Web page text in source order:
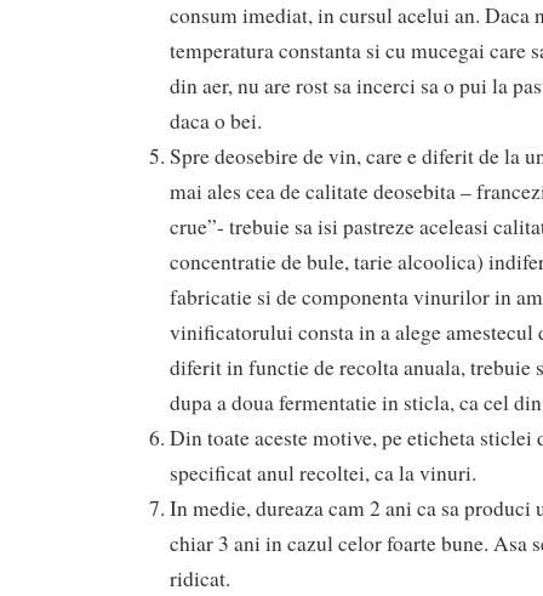
consum imediat, in cursul acelui an. Daca
temperatura constanta si cu mucegai care
din aer, nu are rost sa incerci sa o pui la
daca o bei.
Spre deosebire de vin, care e diferit de la
mai ales cea de calitate deosebita –
crue”- trebuie sa isi pastreze aceleasi
concentratie de bule, tarie alcoolica)
fabricatie si de componenta vinurilor in
vinificatorului consta in a alege amestecul
diferit in functie de recolta anuala, trebuie
dupa a doua fermentatie in sticla, ca cel
Din toate aceste motive, pe eticheta sticlei
specificat anul recoltei, ca la vinuri.
In medie, dureaza cam 2 ani ca sa produci
chiar 3 ani in cazul celor foarte bune. Asa
ridicat.